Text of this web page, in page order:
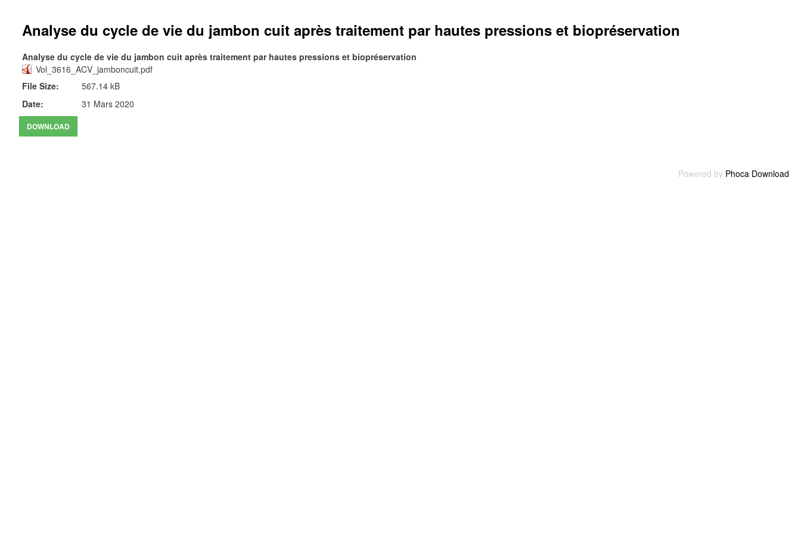
Analyse du cycle de vie du jambon cuit après traitement par hautes pressions et biopréservation
Analyse du cycle de vie du jambon cuit après traitement par hautes pressions et biopréservation
Vol_3616_ACV_jamboncuit.pdf
File Size:
567.14 kB
Date:
31 Mars 2020
Powered by Phoca Download